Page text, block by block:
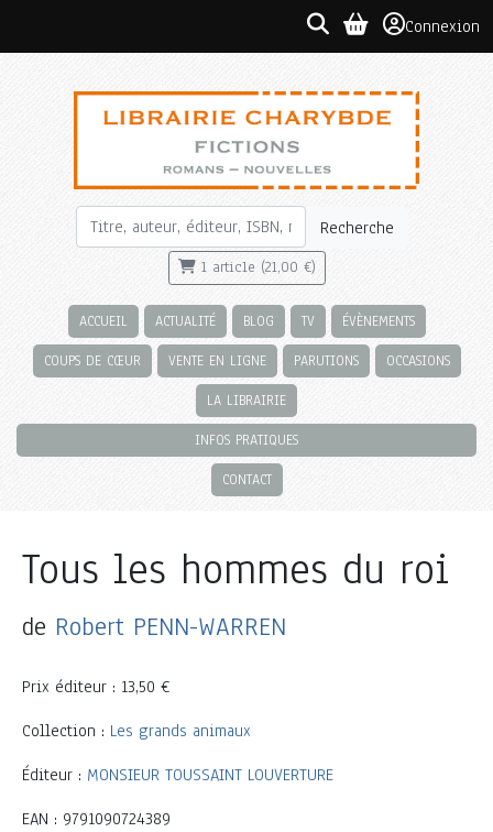
Connexion
Recherche
1 article (21,00 €)
ACCUEIL ACTUALITÉ BLOG TV ÉVÈNEMENTS
COUPS DE CŒUR VENTE EN LIGNE PARUTIONS OCCASIONS
LA LIBRAIRIE
INFOS PRATIQUES
CONTACT
Tous les hommes du roi
de Robert PENN-WARREN
Prix éditeur : 13,50 €
Collection : Les grands animaux
Éditeur : MONSIEUR TOUSSAINT LOUVERTURE
EAN : 9791090724389